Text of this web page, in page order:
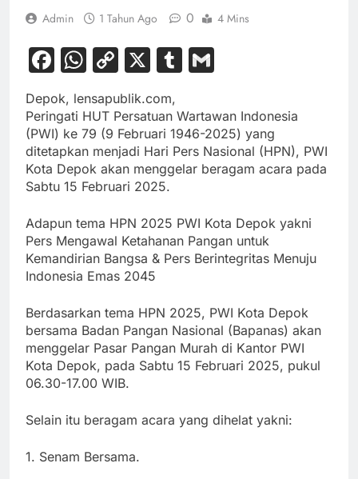
Admin 1 Tahun Ago 0 4 Mins
Facebook
WhatsApp
Copy
Link
X Tumblr
Depok, lensapublik.com,
Peringati HUT Persatuan Wartawan Indonesia
(PWI) ke 79 (9 Februari 1946-2025) yang
ditetapkan menjadi Hari Pers Nasional (HPN), PWI
Kota Depok akan menggelar beragam acara pada
Sabtu 15 Februari 2025.
Adapun tema HPN 2025 PWI Kota Depok yakni
Pers Mengawal Ketahanan Pangan untuk
Kemandirian Bangsa & Pers Berintegritas Menuju
Indonesia Emas 2045
Berdasarkan tema HPN 2025, PWI Kota Depok
bersama Badan Pangan Nasional (Bapanas) akan
menggelar Pasar Pangan Murah di Kantor PWI
Kota Depok, pada Sabtu 15 Februari 2025, pukul
06.30-17.00 WIB.
Selain itu beragam acara yang dihelat yakni:
1. Senam Bersama.